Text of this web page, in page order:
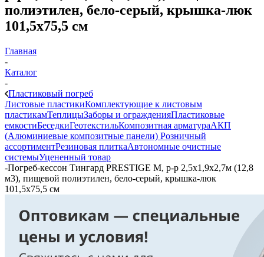
полиэтилен, бело-серый, крышка-люк
101,5х75,5 см
Главная
-
Каталог
-
Пластиковый погреб
Листовые пластикиКомплектующие к листовым
пластикамТеплицыЗаборы и огражденияПластиковые
емкостиБеседкиГеотекстильКомпозитная арматураАКП
(Алюминиевые композитные панели) Розничный
ассортиментРезиновая плиткаАвтономные очистные
системыУцененный товар
-Погреб-кессон Тингард PRESTIGE M, р-р 2,5х1,9х2,7м (12,8
м3), пищевой полиэтилен, бело-серый, крышка-люк
101,5х75,5 см